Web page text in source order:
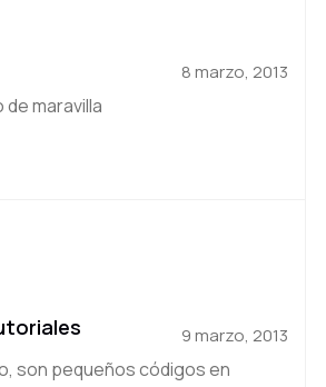
8 marzo, 2013
de maravilla
9 marzo, 2013
son pequeños códigos en